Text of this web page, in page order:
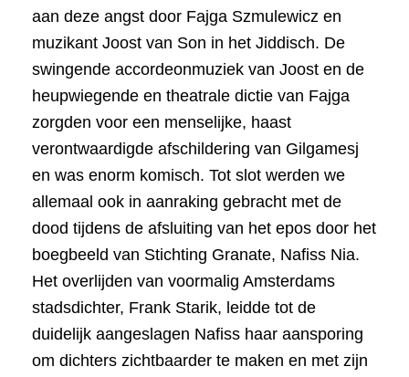
aan deze angst door Fajga Szmulewicz en
muzikant Joost van Son in het Jiddisch. De
swingende accordeonmuziek van Joost en de
heupwiegende en theatrale dictie van Fajga
zorgden voor een menselijke, haast
verontwaardigde afschildering van Gilgamesj
en was enorm komisch. Tot slot werden we
allemaal ook in aanraking gebracht met de
dood tijdens de afsluiting van het epos door het
boegbeeld van Stichting Granate, Nafiss Nia.
Het overlijden van voormalig Amsterdams
stadsdichter, Frank Starik, leidde tot de
duidelijk aangeslagen Nafiss haar aansporing
om dichters zichtbaarder te maken en met zijn